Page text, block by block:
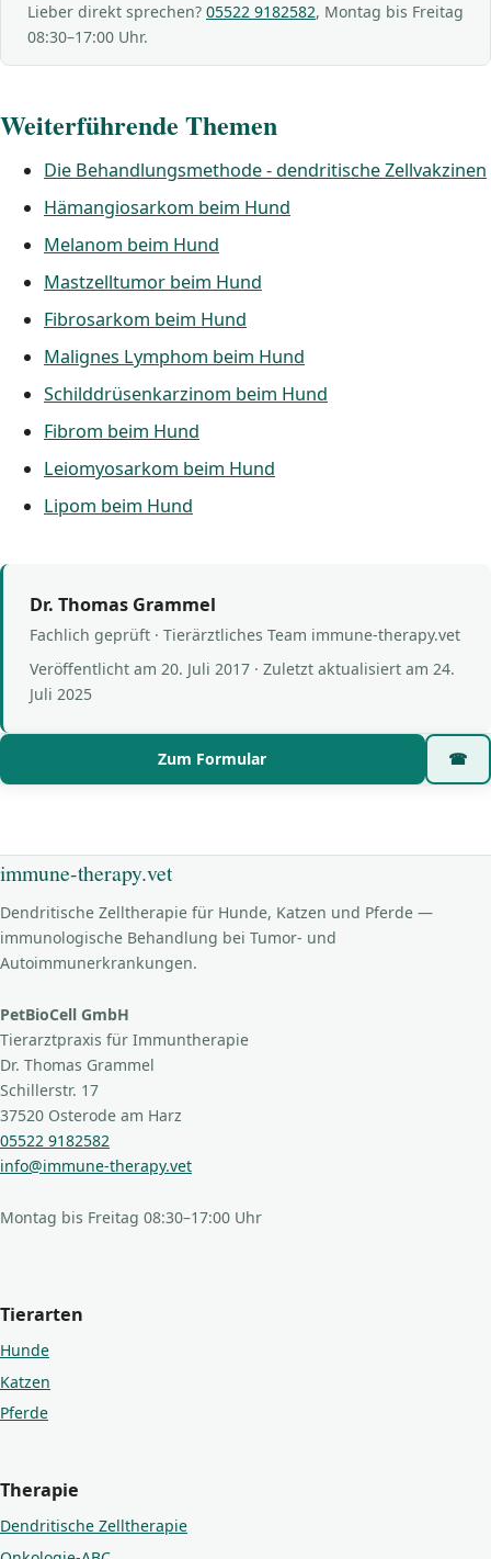
Lieber direkt sprechen? 05522 9182582, Montag bis Freitag
08:30–17:00 Uhr.
Weiterführende Themen
Die Behandlungsmethode - dendritische Zellvakzinen
Hämangiosarkom beim Hund
Melanom beim Hund
Mastzelltumor beim Hund
Fibrosarkom beim Hund
Malignes Lymphom beim Hund
Schilddrüsenkarzinom beim Hund
Fibrom beim Hund
Leiomyosarkom beim Hund
Lipom beim Hund
Dr. Thomas Grammel
Fachlich geprüft · Tierärztliches Team immune-therapy.vet
Veröffentlicht am 20. Juli 2017 · Zuletzt aktualisiert am 24.
Juli 2025
Zum Formular ☎
immune-therapy.vet
Dendritische Zelltherapie für Hunde, Katzen und Pferde —
immunologische Behandlung bei Tumor- und
Autoimmunerkrankungen.
PetBioCell GmbH
Tierarztpraxis für Immuntherapie
Dr. Thomas Grammel
Schillerstr. 17
37520 Osterode am Harz
05522 9182582
info@immune-therapy.vet
Montag bis Freitag 08:30–17:00 Uhr
Tierarten
Hunde
Katzen
Pferde
Therapie
Dendritische Zelltherapie